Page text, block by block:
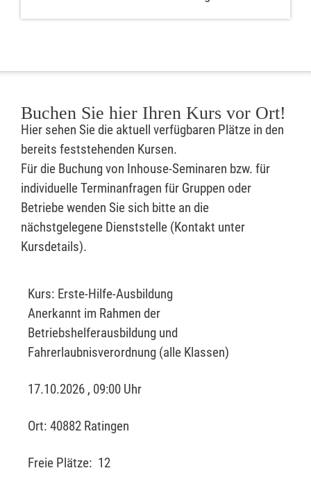
Buchen Sie hier Ihren Kurs vor Ort!
Hier sehen Sie die aktuell verfügbaren Plätze in den
bereits feststehenden Kursen.
Für die Buchung von Inhouse-Seminaren bzw. für
individuelle Terminanfragen für Gruppen oder
Betriebe wenden Sie sich bitte an die
nächstgelegene Dienststelle (Kontakt unter
Kursdetails).
Kurs: Erste-Hilfe-Ausbildung
Anerkannt im Rahmen der
Betriebshelferausbildung und
Fahrerlaubnisverordnung (alle Klassen)
17.10.2026 , 09:00 Uhr
Ort: 40882 Ratingen
Freie Plätze: 12